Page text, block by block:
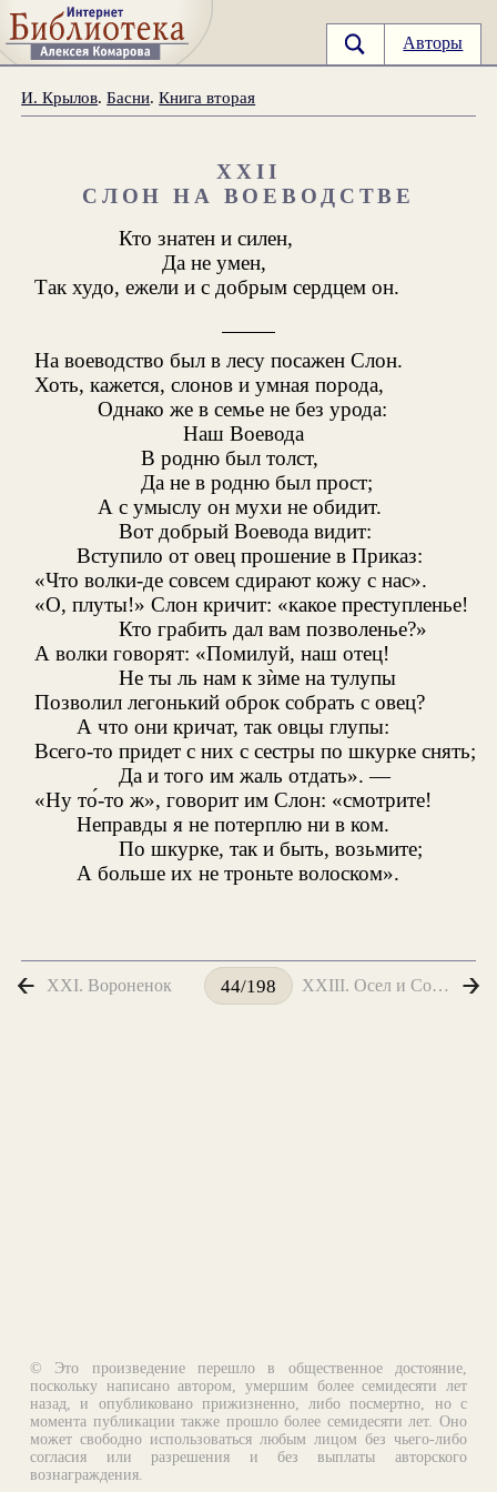
Авторы
И. Крылов.Басни.Книга вторая
XXII
СЛОН НА ВОЕВОДСТВЕ
Кто знатен и силен,
Да не умен,
Так худо, ежели и с добрым сердцем он.
На воеводство был в лесу посажен Слон.
Хоть, кажется, слонов и умная порода,
Однако же в семье не без урода:
Наш Воевода
В родню был толст,
Да не в родню был прост;
А с умыслу он мухи не обидит.
Вот добрый Воевода видит:
Вступило от овец прошение в Приказ:
«Что волки-де совсем сдирают кожу с нас».
«О, плуты!» Слон кричит: «какое преступленье!
Кто грабить дал вам позволенье?»
А волки говорят: «Помилуй, наш отец!
Не ты ль нам к зѝме на тулупы
Позволил легонький оброк собрать с овец?
А что они кричат, так овцы глупы:
Всего-то придет с них с сестры по шкурке снять;
Да и того им жаль отдать». —
«Ну то́-то ж», говорит им Слон: «смотрите!
Неправды я не потерплю ни в ком.
По шкурке, так и быть, возьмите;
А больше их не троньте волоском».
XXI. Вороненок 44/198 XXIII. Осел и Соловей
© Это произведение перешло в общественное достояние,
поскольку написано автором, умершим более семидесяти лет
назад, и опубликовано прижизненно, либо посмертно, но с
момента публикации также прошло более семидесяти лет. Оно
может свободно использоваться любым лицом без чьего-либо
согласия или разрешения и без выплаты авторского
вознаграждения.